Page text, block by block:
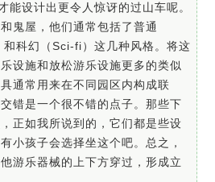
设计出更令人惊讶的过山车呢。
鬼屋，他们通常包括了普通
科幻（Sci-fi）这几种风格。将这
设施和放松游乐设施更多的类似
通常用来在不同园区内构成联
错是一个很不错的点子。那些下
正如我所说到的，它们都是些设
孩子会选择坐这个吧。总之，
游乐器械的上下方穿过，形成立